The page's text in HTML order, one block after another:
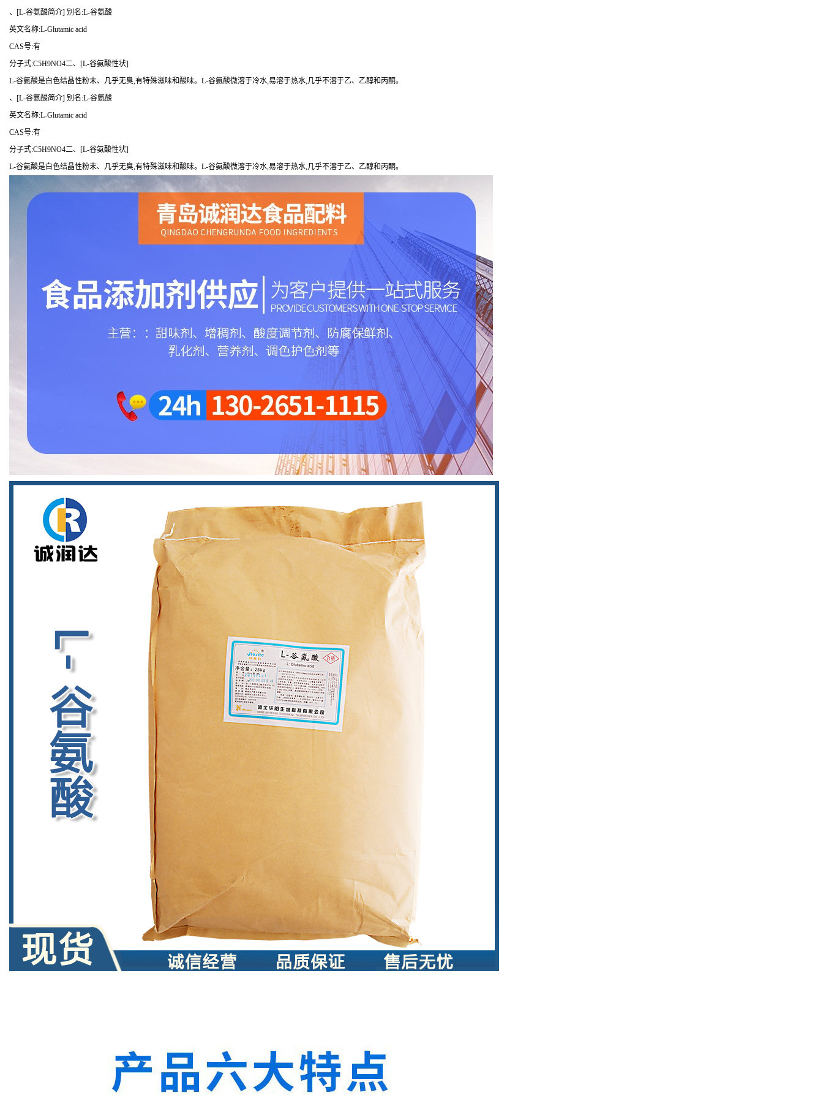
、[L-谷氨酸简介] 别名:L-谷氨酸
英文名称:L-Glutamic acid
CAS号:有
分子式:C5H9NO4二、[L-谷氨酸性状]
L-谷氨酸是白色结晶性粉末、几乎无臭,有特殊滋味和酸味。L-谷氨酸微溶于冷水,易溶于热水,几乎不溶于乙、乙醇和丙酮。
、[L-谷氨酸简介] 别名:L-谷氨酸
英文名称:L-Glutamic acid
CAS号:有
分子式:C5H9NO4二、[L-谷氨酸性状]
L-谷氨酸是白色结晶性粉末、几乎无臭,有特殊滋味和酸味。L-谷氨酸微溶于冷水,易溶于热水,几乎不溶于乙、乙醇和丙酮。